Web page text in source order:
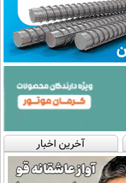
آخرین اخبار